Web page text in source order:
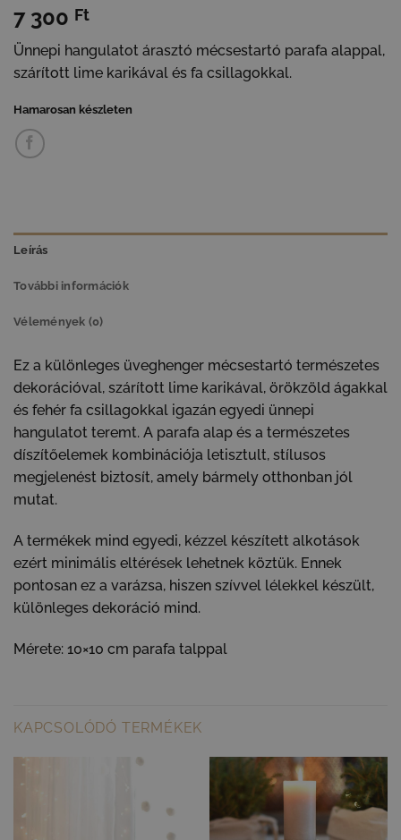
7 300 Ft
Ünnepi hangulatot árasztó mécsestartó parafa alappal,
szárított lime karikával és fa csillagokkal.
Hamarosan készleten
Leírás
További információk
Vélemények (0)
Ez a különleges üveghenger mécsestartó természetes
dekorációval, szárított lime karikával, örökzöld ágakkal
és fehér fa csillagokkal igazán egyedi ünnepi
hangulatot teremt. A parafa alap és a természetes
díszítőelemek kombinációja letisztult, stílusos
megjelenést biztosít, amely bármely otthonban jól
mutat.
A termékek mind egyedi, kézzel készített alkotások
ezért minimális eltérések lehetnek köztük. Ennek
pontosan ez a varázsa, hiszen szívvel lélekkel készült,
különleges dekoráció mind.
Mérete: 10×10 cm parafa talppal
KAPCSOLÓDÓ TERMÉKEK